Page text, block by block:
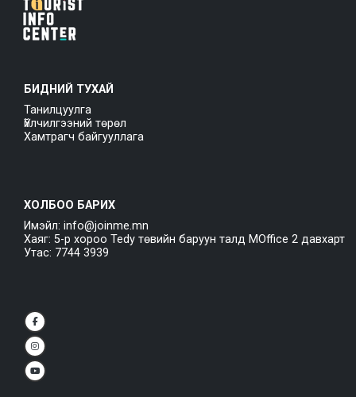
БИДНИЙ ТУХАЙ
Танилцуулга
Үйлчилгээний төрөл
Хамтрагч байгууллага
ХОЛБОО БАРИХ
Имэйл: info@joinme.mn
Хаяг: 5-р хороо Tedy төвийн баруун талд MOffice 2 давхарт
Утас: 7744 3939